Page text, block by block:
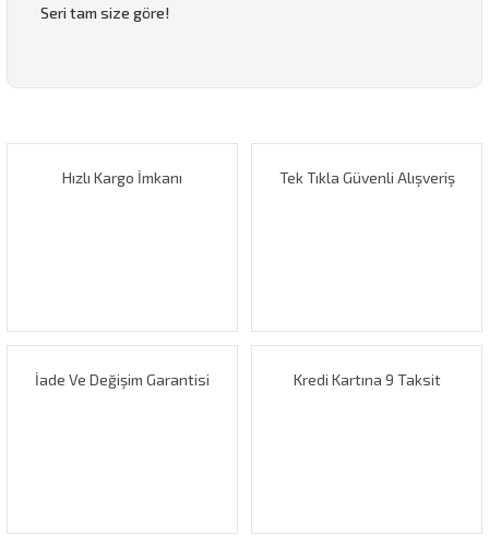
Seri tam size göre!
Görüş ve önerileriniz için teşekkür ederiz.
Hızlı Kargo İmkanı Tek Tıkla Güvenli Alışveriş
İade Ve Değişim Garantisi Kredi Kartına 9 Taksit